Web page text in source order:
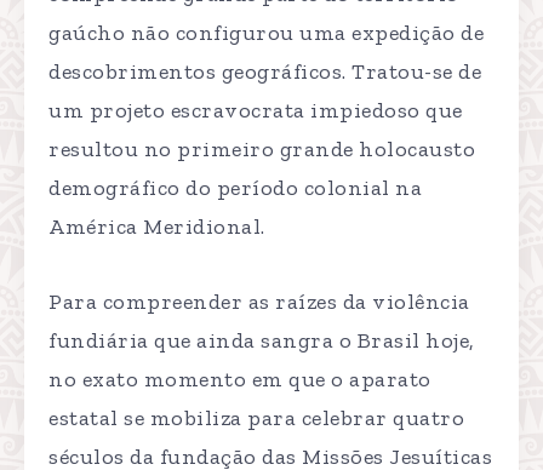
gaúcho não configurou uma expedição de
descobrimentos geográficos. Tratou-se de
um projeto escravocrata impiedoso que
resultou no primeiro grande holocausto
demográfico do período colonial na
América Meridional.
Para compreender as raízes da violência
fundiária que ainda sangra o Brasil hoje,
no exato momento em que o aparato
estatal se mobiliza para celebrar quatro
séculos da fundação das Missões Jesuíticas